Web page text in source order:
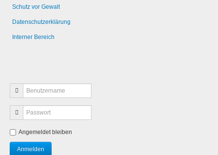
Schutz vor Gewalt
Datenschutzerklärung
Interner Bereich
Angemeldet bleiben